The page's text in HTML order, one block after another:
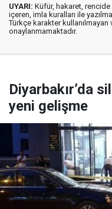
UYARI: Küfür, hakaret, rencide
içeren, imla kuralları ile
Türkçe karakter kullanılmayan
onaylanmamaktadır.
Diyarbakır’da
yeni gelişme